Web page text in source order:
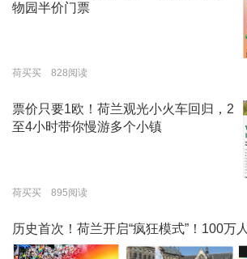
物园半价门票
荷买买 828阅读
票价只要1欧！荷兰观光小火车回归，2
至4小时带你慢游多个小镇
荷买买 895阅读
历史首次！荷兰开启“疯狂模式”！100万